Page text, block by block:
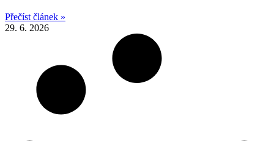
Přečíst článek »
29. 6. 2026